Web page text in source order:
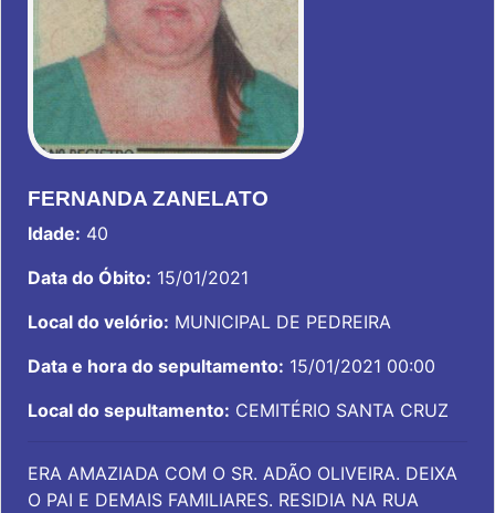
FERNANDA ZANELATO
Idade: 40
Data do Óbito: 15/01/2021
Local do velório: MUNICIPAL DE PEDREIRA
Data e hora do sepultamento: 15/01/2021 00:00
Local do sepultamento: CEMITÉRIO SANTA CRUZ
ERA AMAZIADA COM O SR. ADÃO OLIVEIRA. DEIXA
O PAI E DEMAIS FAMILIARES. RESIDIA NA RUA